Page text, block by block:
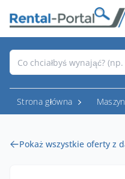
Strona główna
Pokaż wszystkie oferty z